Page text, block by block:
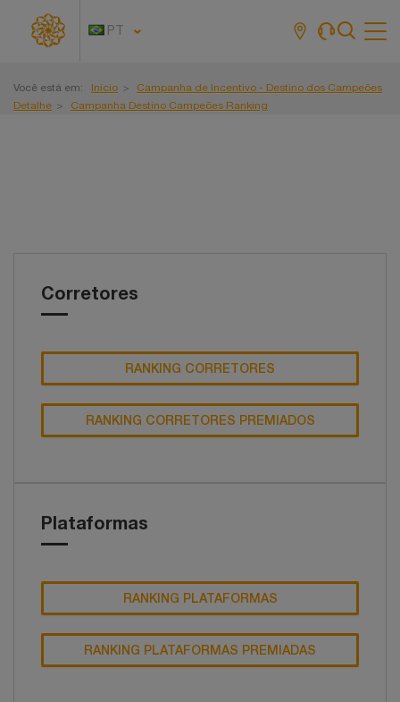
PT
Você está em: Início
Campanha de Incentivo - Destino dos Campeões
Detalhe
Campanha Destino Campeões Ranking
Corretores
RANKING CORRETORES
RANKING CORRETORES PREMIADOS
Plataformas
RANKING PLATAFORMAS
RANKING PLATAFORMAS PREMIADAS